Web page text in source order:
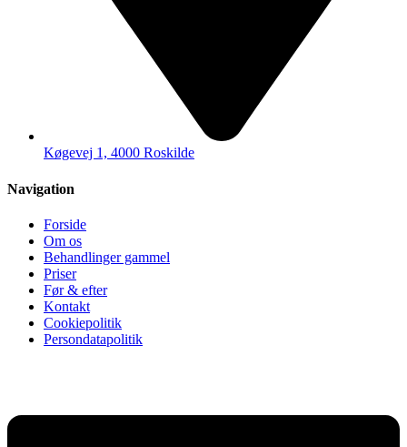
Køgevej 1, 4000 Roskilde
Navigation
Forside
Om os
Behandlinger gammel
Priser
Før & efter
Kontakt
Cookiepolitik
Persondatapolitik